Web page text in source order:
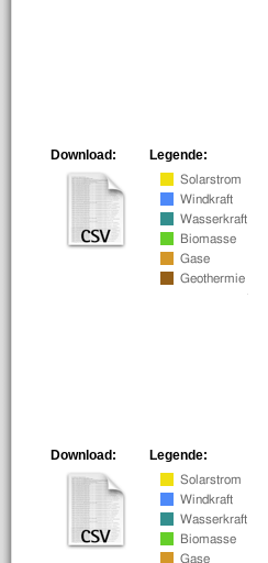
Legende:
Download:
Legende:
Download: